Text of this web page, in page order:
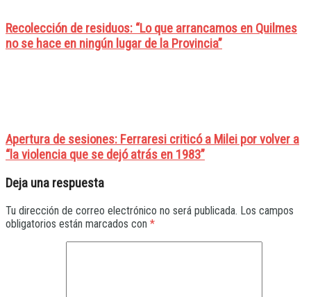
Recolección de residuos: “Lo que arrancamos en Quilmes
no se hace en ningún lugar de la Provincia”
Apertura de sesiones: Ferraresi criticó a Milei por volver a
“la violencia que se dejó atrás en 1983”
Deja una respuesta
Tu dirección de correo electrónico no será publicada. Los campos
obligatorios están marcados con *